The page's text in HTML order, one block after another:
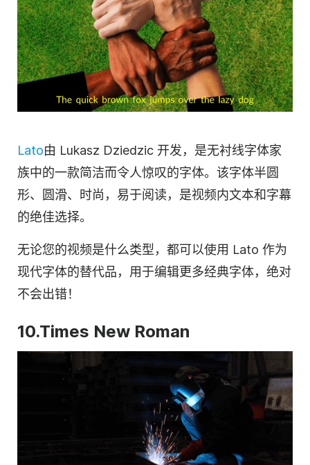
Lato由 Lukasz Dziedzic 开发，是无衬线字体家
族中的一款简洁而令人惊叹的字体。该字体半圆
形、圆滑、时尚，易于阅读，是视频内文本和字幕
的绝佳选择。
无论您的视频是什么类型，都可以使用 Lato 作为
现代字体的替代品，用于编辑更多经典字体，绝对
不会出错！
10.Times New Roman